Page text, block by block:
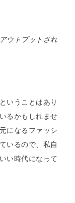
ウトプットされ
いうことはあり
るかもしれませ
になるファッシ
いるので、私自
い時代になって